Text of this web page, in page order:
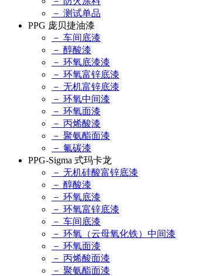
－ 测试单品
PPG 庞贝捷油漆
－ 车间底漆
－ 醇酸漆
－ 环氧底漆漆
－ 环氧富锌底漆
－ 无机富锌底漆
－ 环氧中间漆
－ 环氧面漆
－ 丙烯酸漆
－ 聚氨酯面漆
－ 氟碳漆
PPG-Sigma 式玛卡龙
－ 无机硅酸富锌底漆
－ 醇酸漆
－ 环氧底漆
－ 环氧富锌底漆
－ 车间底漆
－ 环氧（云母氧化铁）中间漆
－ 环氧面漆
－ 丙烯酸面漆
－ 聚氨酯面漆